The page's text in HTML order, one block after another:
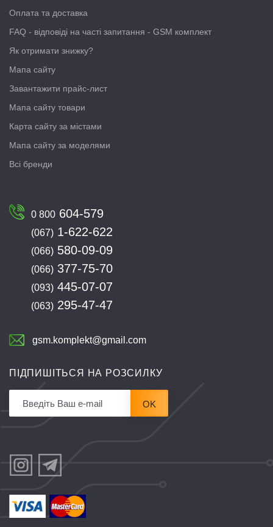
Оплата та доставка
FAQ - відповіді на часті запитання - GSM комплект
Як отримати знижку?
Мапа сайту
Завантажити прайс-лист
Мапа сайту товари
Карта сайту за містами
Мапа сайту за моделями
Всі бренди
0 800 604-579
(067) 1-622-622
(066) 580-09-09
(066) 377-75-70
(093) 445-07-07
(063) 295-47-47
gsm.komplekt@gmail.com
ПІДПИШІТЬСЯ НА РОЗСИЛКУ
OK